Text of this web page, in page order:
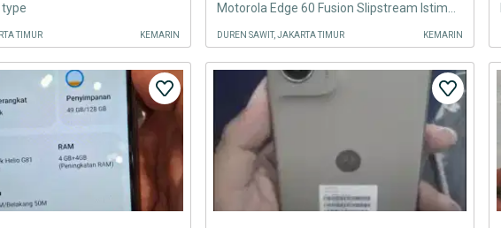
TIMUR KEMARIN DUREN SAWIT, JAKARTA TIMUR KEMARIN